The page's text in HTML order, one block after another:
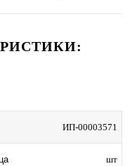
ИП-00003571
шт